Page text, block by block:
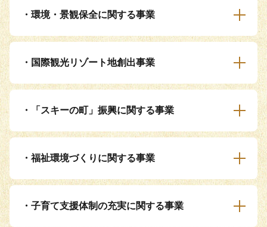
・環境・景観保全に関する事業
・国際観光リゾート地創出事業
・「スキーの町」振興に関する事業
・福祉環境づくりに関する事業
・子育て支援体制の充実に関する事業